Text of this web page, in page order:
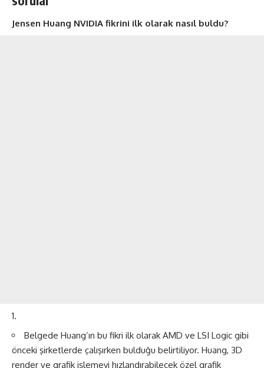
Jensen Huang NVIDIA fikrini ilk olarak nasıl buldu?
Belgede Huang’ın bu fikri ilk olarak AMD ve LSI Logic gibi
önceki şirketlerde çalışırken bulduğu belirtiliyor. Huang, 3D
render ve grafik işlemeyi hızlandırabilecek özel grafik